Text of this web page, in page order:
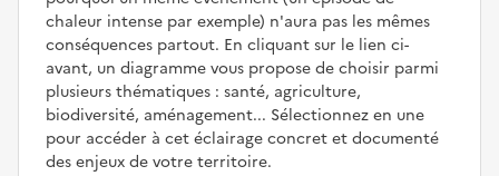
chaleur intense par exemple) n'aura pas les mêmes
conséquences partout. En cliquant sur le lien ci-
avant, un diagramme vous propose de choisir parmi
plusieurs thématiques : santé, agriculture,
biodiversité, aménagement... Sélectionnez en une
pour accéder à cet éclairage concret et documenté
des enjeux de votre territoire.